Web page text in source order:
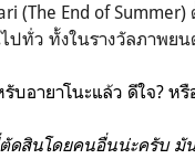
(The End of Summer)
ปทั่ว ทั้งในรางวัลภาพยน
บอายาโนะแล้ว ดีใจ? ห
สินโดยคนอื่นน่ะครับ มั